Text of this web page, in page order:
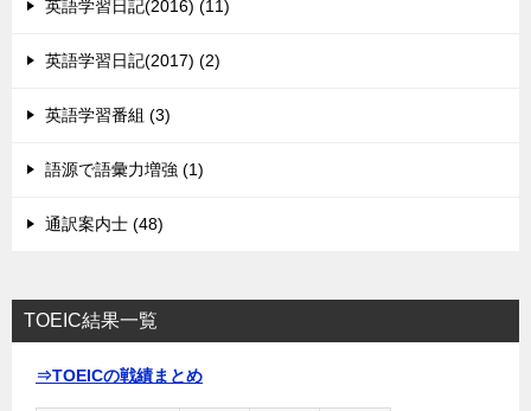
英語学習日記(2016) (11)
英語学習日記(2017) (2)
英語学習番組 (3)
語源で語彙力増強 (1)
通訳案内士 (48)
TOEIC結果一覧
⇒TOEICの戦績まとめ